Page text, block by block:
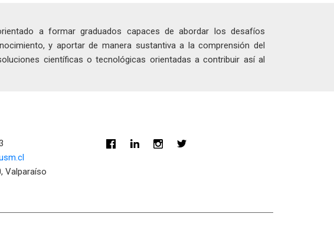
a formar graduados capaces de abordar los desafíos
y aportar de manera sustantiva a la comprensión del
científicas o tecnológicas orientadas a contribuir así al
Valparaíso